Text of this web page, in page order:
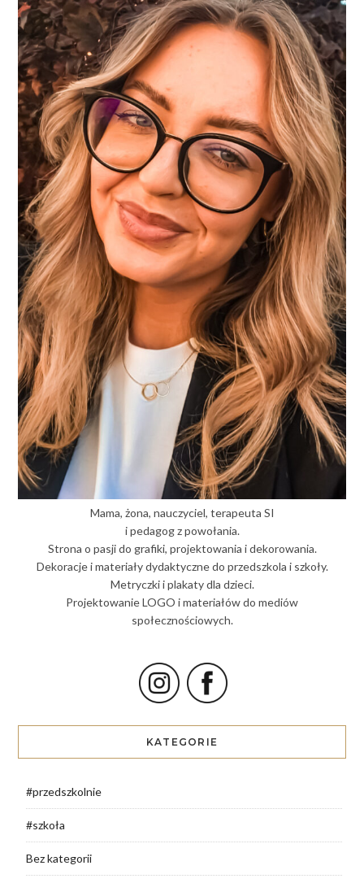
Mama, żona, nauczyciel, terapeuta SI
i pedagog z powołania.
Strona o pasji do grafiki, projektowania i dekorowania.
Dekoracje i materiały dydaktyczne do przedszkola i szkoły.
Metryczki i plakaty dla dzieci.
Projektowanie LOGO i materiałów do mediów
społecznościowych.
KATEGORIE
#przedszkolnie
#szkoła
Bez kategorii